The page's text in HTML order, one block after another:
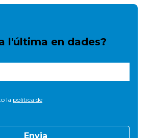
l'última en dades?
la política de